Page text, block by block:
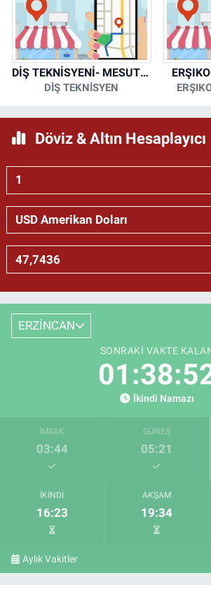
DİŞ TEKNİSYENİ- MESUT KORKMAZ
DİŞ TEKNİSYEN
Döviz & Altın Hesaplayıcı
ERZİNCAN
SONRAKI VAKTE
İkindi Namazı
İMSAK
03:44
GÜNEŞ
05:21
İKINDI
16:23
AKŞAM
19:34
Aylık Vakitler